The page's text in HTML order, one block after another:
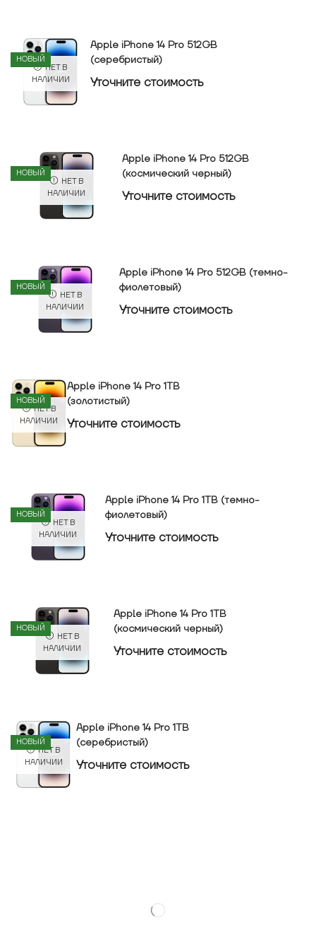
НОВЫЙ
НЕТ В
НАЛИЧИИ
Apple iPhone 14 Pro 512GB
(серебристый)
Уточнитe стоимость
НОВЫЙ
НЕТ В
НАЛИЧИИ
Apple iPhone 14 Pro 512GB
(космический черный)
Уточнитe стоимость
НОВЫЙ
НЕТ В
НАЛИЧИИ
Apple iPhone 14 Pro 512GB (темно-
фиолетовый)
Уточнитe стоимость
НОВЫЙ
НЕТ В
НАЛИЧИИ
Apple iPhone 14 Pro 1TB
(золотистый)
Уточнитe стоимость
НОВЫЙ
НЕТ В
НАЛИЧИИ
Apple iPhone 14 Pro 1TB (темно-
фиолетовый)
Уточнитe стоимость
НОВЫЙ
НЕТ В
НАЛИЧИИ
Apple iPhone 14 Pro 1TB
(космический черный)
Уточнитe стоимость
НОВЫЙ
НЕТ В
НАЛИЧИИ
Apple iPhone 14 Pro 1TB
(серебристый)
Уточнитe стоимость